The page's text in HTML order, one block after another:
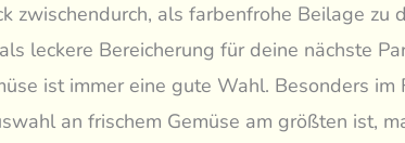
zwischendurch, als farbenfrohe Beilage zu
leckere Bereicherung für deine nächste
ist immer eine gute Wahl. Besonders im
an frischem Gemüse am größten ist,